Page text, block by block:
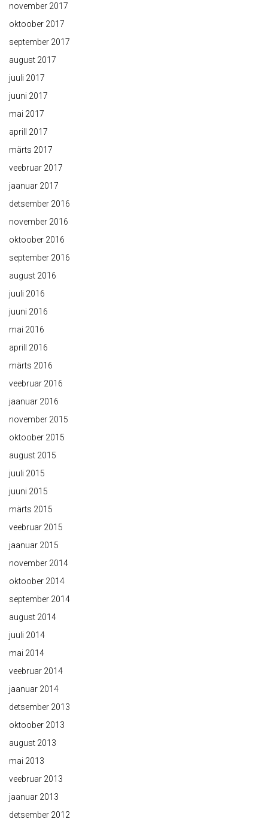
november 2017
oktoober 2017
september 2017
august 2017
juuli 2017
juuni 2017
mai 2017
aprill 2017
märts 2017
veebruar 2017
jaanuar 2017
detsember 2016
november 2016
oktoober 2016
september 2016
august 2016
juuli 2016
juuni 2016
mai 2016
aprill 2016
märts 2016
veebruar 2016
jaanuar 2016
november 2015
oktoober 2015
august 2015
juuli 2015
juuni 2015
märts 2015
veebruar 2015
jaanuar 2015
november 2014
oktoober 2014
september 2014
august 2014
juuli 2014
mai 2014
veebruar 2014
jaanuar 2014
detsember 2013
oktoober 2013
august 2013
mai 2013
veebruar 2013
jaanuar 2013
detsember 2012